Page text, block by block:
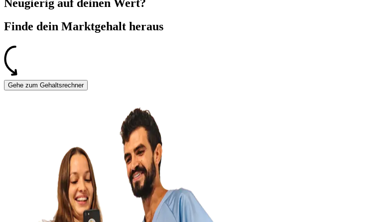
Neugierig auf deinen Wert?
Finde dein Marktgehalt heraus
Gehe zum Gehaltsrechner